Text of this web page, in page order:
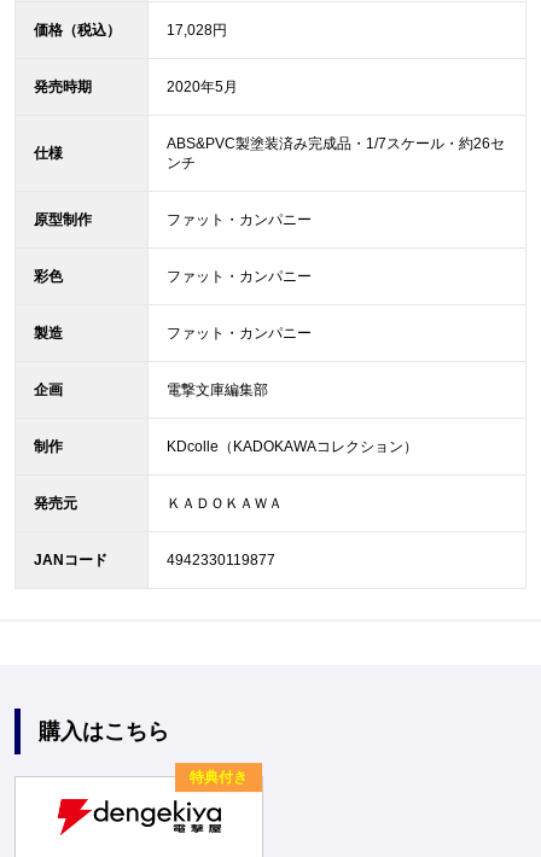
価格（税込） 17,028円
発売時期 2020年5月
仕様
ABS&PVC製塗装済み完成品・1/7スケール・約26セ
ンチ
原型制作 ファット・カンパニー
彩色 ファット・カンパニー
製造 ファット・カンパニー
企画 電撃文庫編集部
制作 KDcolle（KADOKAWAコレクション）
発売元 ＫＡＤＯＫＡＷＡ
JANコード 4942330119877
購入はこちら
特典付き